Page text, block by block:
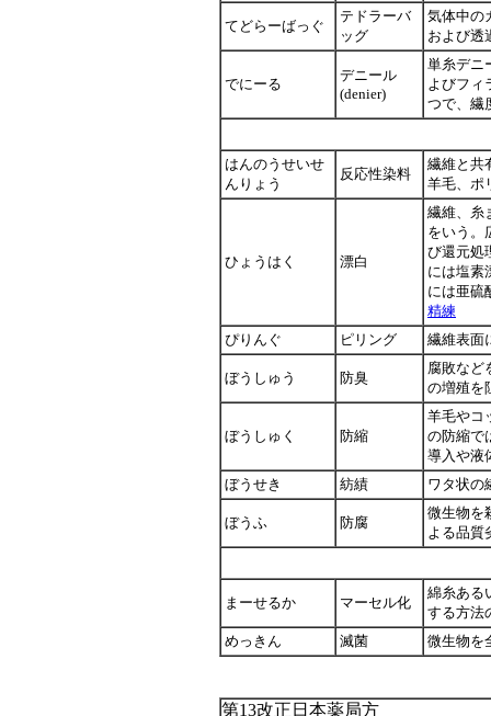
てどらーばっぐ
テドラーバ
ッグ
気体中の
および透
でにーる
デニール
(denier)
単糸デニ
よびフィ
つで、繊
はんのうせいせ
んりょう
反応性染料
繊維と共
羊毛、ポ
ひょうはく 漂白
繊維、糸
をいう。
び還元処
には塩素
には亜硫
精練
ぴりんぐ
ピリング 繊維表面
ぼうしゅう 防臭
腐敗など
の増殖を
ぼうしゅく 防縮
羊毛やコ
の防縮で
導入や液
ぼうせき
紡績 ワタ状の
ぼうふ 防腐
微生物を
よる品質
まーせるか マーセル化
綿糸ある
する方法
めっきん
滅菌 微生物を
第13改正日本薬局方